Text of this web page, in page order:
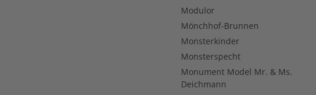
Modulor
Mönchhof-Brunnen
Monsterkinder
Monsterspecht
Monument Model Mr. & Ms.
Deichmann